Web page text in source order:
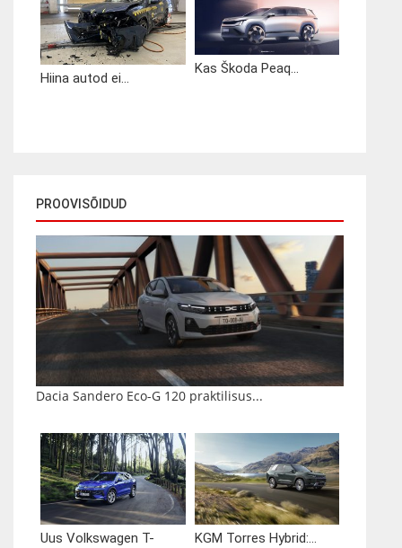
Hiina autod ei...
Kas Škoda Peaq...
PROOVISÕIDUD
Dacia Sandero Eco-G 120 praktilisus...
Uus Volkswagen T-
KGM Torres Hybrid:...